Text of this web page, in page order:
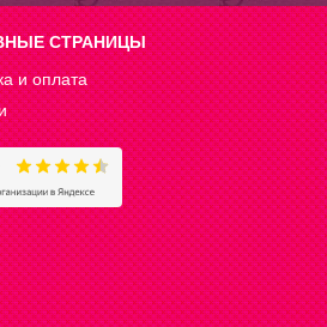
СТРАНИЦЫ
и оплата